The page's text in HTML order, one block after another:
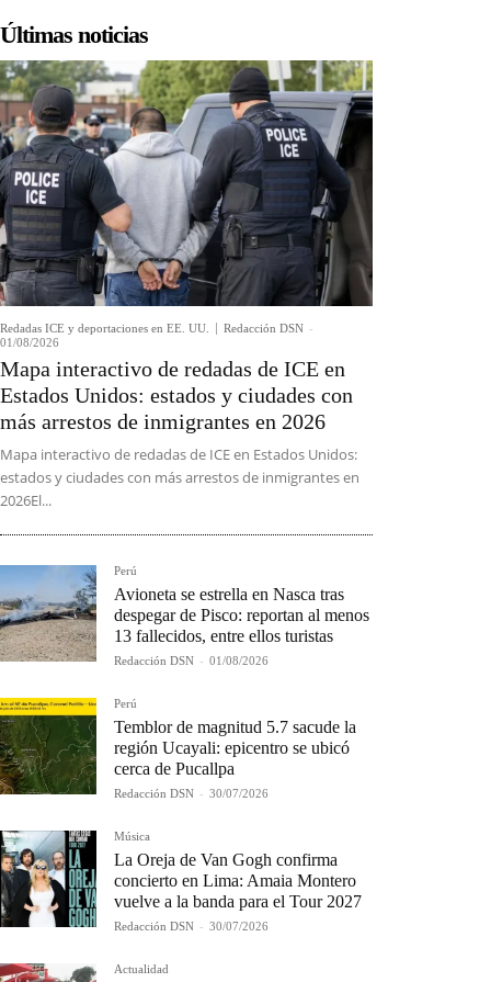
Últimas noticias
Redadas ICE y deportaciones en EE. UU. Redacción DSN -
01/08/2026
Mapa interactivo de redadas de ICE en
Estados Unidos: estados y ciudades con
más arrestos de inmigrantes en 2026
Mapa interactivo de redadas de ICE en Estados Unidos:
estados y ciudades con más arrestos de inmigrantes en
2026El...
Perú
Avioneta se estrella en Nasca tras
despegar de Pisco: reportan al menos
13 fallecidos, entre ellos turistas
Redacción DSN - 01/08/2026
Perú
Temblor de magnitud 5.7 sacude la
región Ucayali: epicentro se ubicó
cerca de Pucallpa
Redacción DSN - 30/07/2026
Música
La Oreja de Van Gogh confirma
concierto en Lima: Amaia Montero
vuelve a la banda para el Tour 2027
Redacción DSN - 30/07/2026
Actualidad